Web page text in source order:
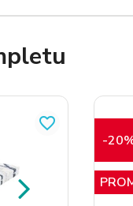
favorite_border
-